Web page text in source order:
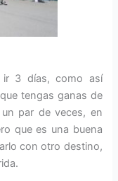
3 días, como así
tengas ganas de
par de veces, en
que es una buena
con otro destino,